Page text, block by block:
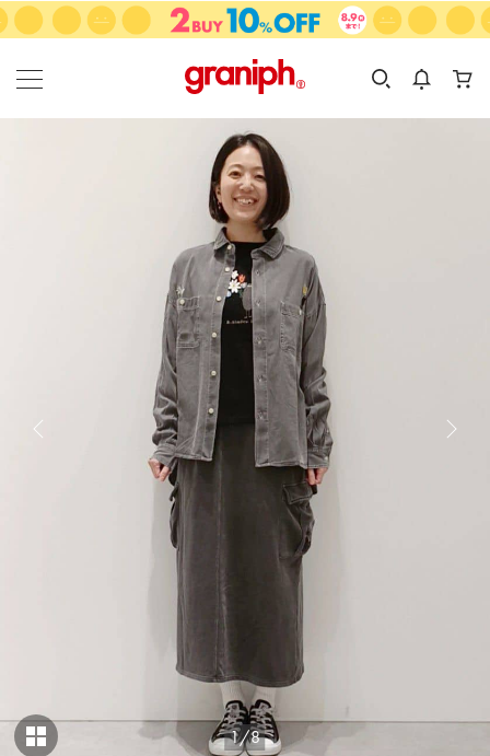
カテゴリーから探す
KIDS
カテゴリ
サイズ
1/8